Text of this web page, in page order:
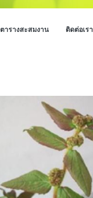
ตารางสะสมงาน ติดต่อเรา